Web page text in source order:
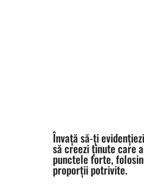
Învață să-ți
să creezi ținute care
punctele forte,
proporții potrivite.